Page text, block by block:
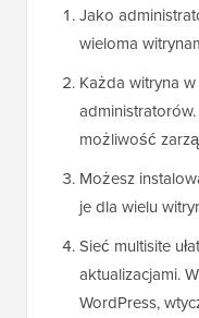
Jako
wieloma
Każda witryna
możliwość
Możesz
je dla wielu
Sieć multisite
aktualizacjami.
WordPress,